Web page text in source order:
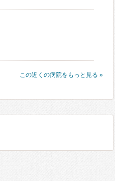
この近くの病院をもっと見る »